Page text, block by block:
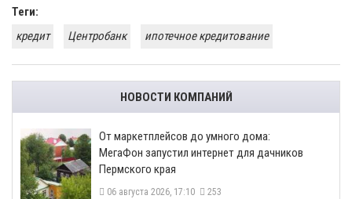
Теги:
кредит
Центробанк ипотечное кредитование
НОВОСТИ КОМПАНИЙ
От маркетплейсов до умного дома:
МегаФон запустил интернет для дачников
Пермского края
06 августа 2026, 17:10 253